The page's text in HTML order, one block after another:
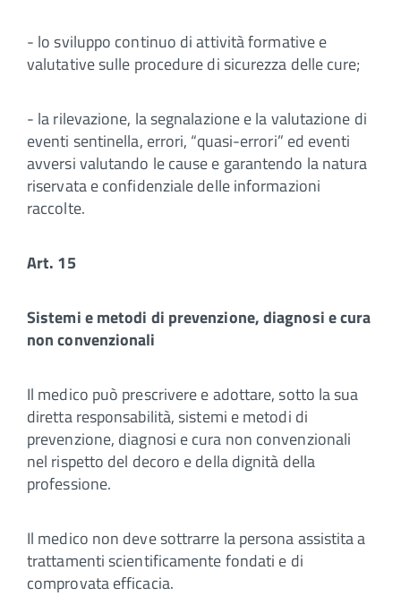
- lo sviluppo continuo di attività formative e
valutative sulle procedure di sicurezza delle cure;
- la rilevazione, la segnalazione e la valutazione di
eventi sentinella, errori, “quasi-errori” ed eventi
avversi valutando le cause e garantendo la natura
riservata e confidenziale delle informazioni
raccolte.
Art. 15
Sistemi e metodi di prevenzione, diagnosi e cura
non convenzionali
Il medico può prescrivere e adottare, sotto la sua
diretta responsabilità, sistemi e metodi di
prevenzione, diagnosi e cura non convenzionali
nel rispetto del decoro e della dignità della
professione.
Il medico non deve sottrarre la persona assistita a
trattamenti scientificamente fondati e di
comprovata efficacia.